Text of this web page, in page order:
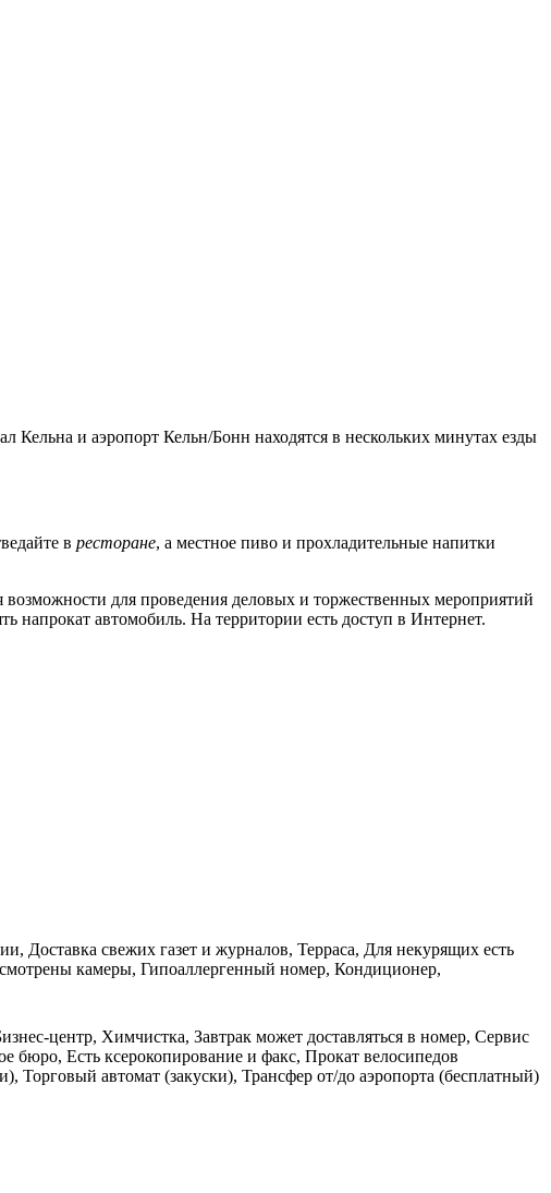
Кельна и аэропорт Кельн/Бонн находятся в нескольких минутах езды
в ресторане, а местное пиво и прохладительные напитки
возможности для проведения деловых и торжественных мероприятий
напрокат автомобиль. На территории есть доступ в Интернет.
Доставка свежих газет и журналов, Терраса, Для некурящих есть
камеры, Гипоаллергенный номер, Кондиционер,
центр, Химчистка, Завтрак может доставляться в номер, Сервис
бюро, Есть ксерокопирование и факс, Прокат велосипедов
Торговый автомат (закуски), Трансфер от/до аэропорта (бесплатный)